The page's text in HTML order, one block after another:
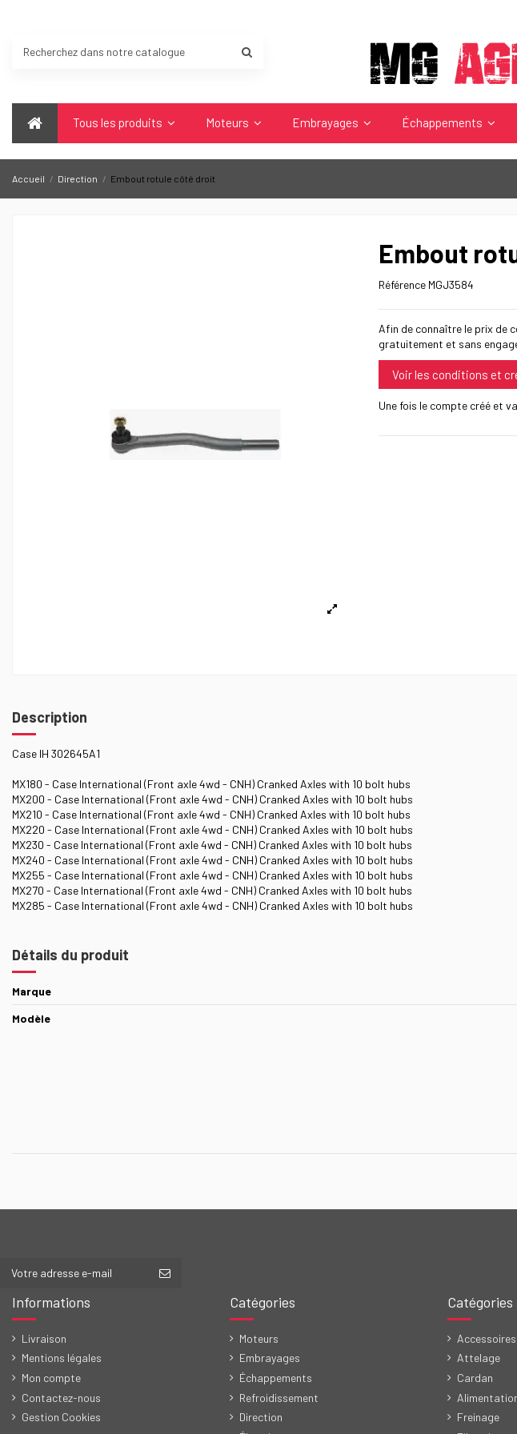
Tous les produits Moteurs Embrayages Échappements
Accueil Direction Embout rotule côté droit
Embout
Référence MGJ3584
Afin de connaître le prix de
gratuitement et sans
Voir les conditions et
Une fois le compte créé et
Description
Case IH 302645A1
MX180 - Case International (Front axle 4wd - CNH) Cranked Axles with 10 bolt hubs
MX200 - Case International (Front axle 4wd - CNH) Cranked Axles with 10 bolt hubs
MX210 - Case International (Front axle 4wd - CNH) Cranked Axles with 10 bolt hubs
MX220 - Case International (Front axle 4wd - CNH) Cranked Axles with 10 bolt hubs
MX230 - Case International (Front axle 4wd - CNH) Cranked Axles with 10 bolt hubs
MX240 - Case International (Front axle 4wd - CNH) Cranked Axles with 10 bolt hubs
MX255 - Case International (Front axle 4wd - CNH) Cranked Axles with 10 bolt hubs
MX270 - Case International (Front axle 4wd - CNH) Cranked Axles with 10 bolt hubs
MX285 - Case International (Front axle 4wd - CNH) Cranked Axles with 10 bolt hubs
Détails du produit
Marque
Modèle
Informations
Livraison
Mentions légales
Mon compte
Contactez-nous
Gestion Cookies
Catégories
Moteurs
Embrayages
Échappements
Refroidissement
Direction
Catégories
Accessoires
Attelage
Cardan
Freinage